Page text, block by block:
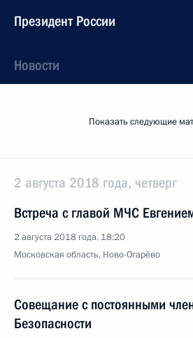
Президент России
Новости
Показать следующие
2 августа 2018 года, четверг
Встреча с главой МЧС
2 августа 2018 года, 18:20
Московская область, Ново-Огарёво
Совещание с постоянными
Безопасности